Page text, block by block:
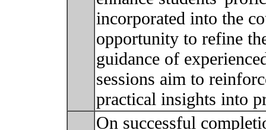
incorporated into the
opportunity to refine
guidance of
sessions aim to
practical insights into
On successful